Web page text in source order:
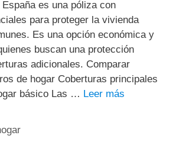
es una póliza con
para proteger la vivienda
Es una opción económica y
buscan una protección
adicionales. Comparar
de hogar Coberturas principales
básico Las … Leer más